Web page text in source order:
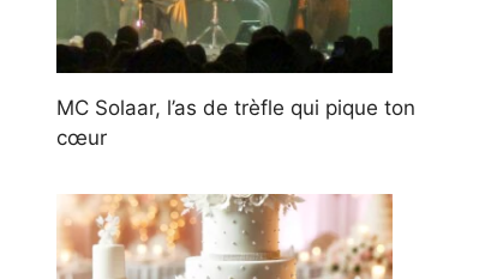
MC Solaar, l’as de trèfle qui pique ton
cœur